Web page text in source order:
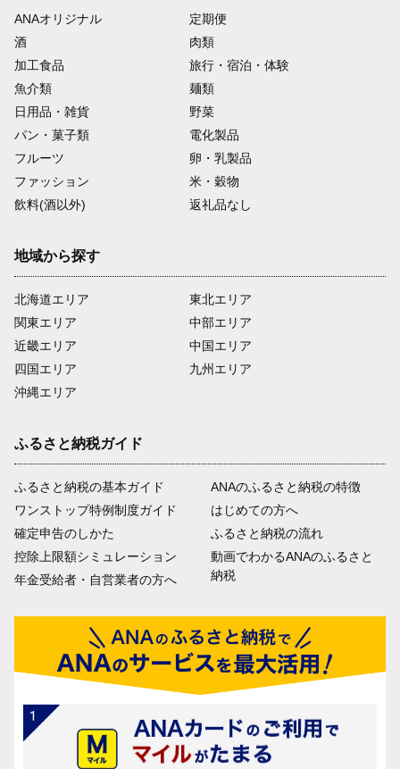
ANAオリジナル
定期便
酒
肉類
加工食品
旅行・宿泊・体験
魚介類
麺類
日用品・雑貨
野菜
パン・菓子類
電化製品
フルーツ
卵・乳製品
ファッション
米・穀物
飲料(酒以外)
返礼品なし
地域から探す
北海道エリア
関東エリア
近畿エリア
四国エリア
沖縄エリア
東北エリア
中部エリア
中国エリア
九州エリア
ふるさと納税ガイド
ふるさと納税の基本ガイド
ワンストップ特例制度ガイド
確定申告のしかた
控除上限額シミュレーション
年金受給者・自営業者の方へ
ANAのふるさと納税の特徴
はじめての方へ
ふるさと納税の流れ
動画でわかるANAのふるさと
納税